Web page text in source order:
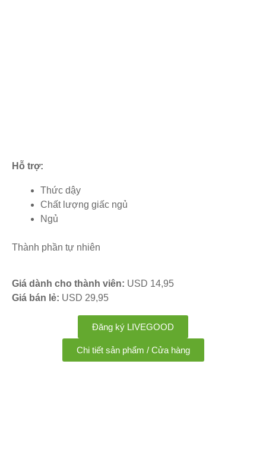
Hỗ trợ:
Thức dậy
Chất lượng giấc ngủ
Ngủ
Thành phần tự nhiên
Giá dành cho thành viên: USD 14,95
Giá bán lẻ: USD 29,95
Đăng ký LIVEGOOD
Chi tiết sản phẩm / Cửa hàng